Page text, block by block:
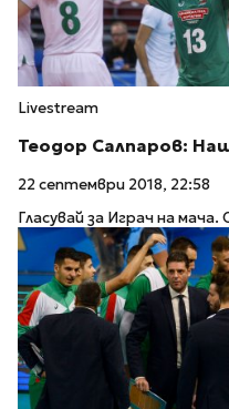
Livestream
Теодор Салпаров:
22 септември 2018, 22:58
Гласувай за Играч на